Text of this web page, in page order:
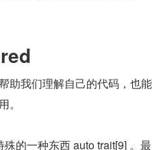
助我们理解自己的代码，也能
的一种东西 auto trait[9] 。最